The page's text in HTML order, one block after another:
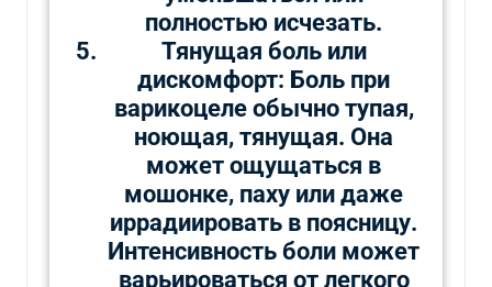
полностью исчезать.
Тянущая боль или
дискомфорт: Боль при
варикоцеле обычно тупая,
ноющая, тянущая. Она
может ощущаться в
мошонке, паху или даже
иррадиировать в поясницу.
Интенсивность боли может
варьироваться от легкого